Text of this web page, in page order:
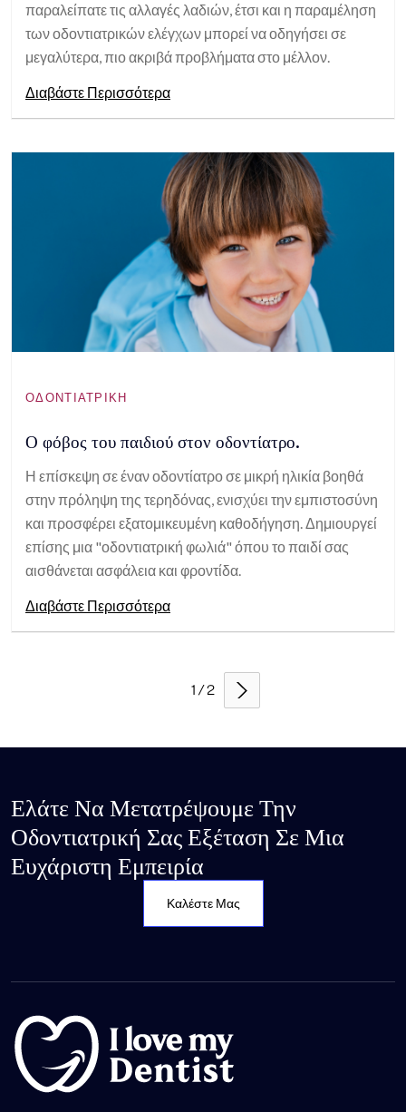
παραλείπατε τις αλλαγές λαδιών, έτσι και η παραμέληση
των οδοντιατρικών ελέγχων μπορεί να οδηγήσει σε
μεγαλύτερα, πιο ακριβά προβλήματα στο μέλλον.
Διαβάστε Περισσότερα
ΟΔΟΝΤΙΑΤΡΙΚΉ
Ο φόβος του παιδιού στον οδοντίατρο.
Η επίσκεψη σε έναν οδοντίατρο σε μικρή ηλικία βοηθά
στην πρόληψη της τερηδόνας, ενισχύει την εμπιστοσύνη
και προσφέρει εξατομικευμένη καθοδήγηση. Δημιουργεί
επίσης μια "οδοντιατρική φωλιά" όπου το παιδί σας
αισθάνεται ασφάλεια και φροντίδα.
Διαβάστε Περισσότερα
1 / 2
Ελάτε Να Μετατρέψουμε Την
Οδοντιατρική Σας Εξέταση Σε Μια
Ευχάριστη Εμπειρία
Καλέστε Μας